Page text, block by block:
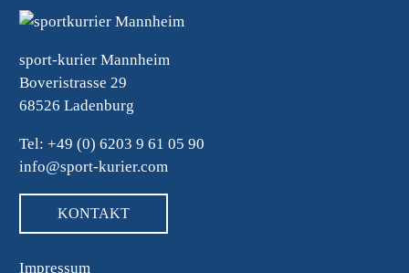
sport-kurier Mannheim
Boveristrasse 29
68526 Ladenburg
Tel: +49 (0) 6203 9 61 05 90
info@sport-kurier.com
KONTAKT
Impressum